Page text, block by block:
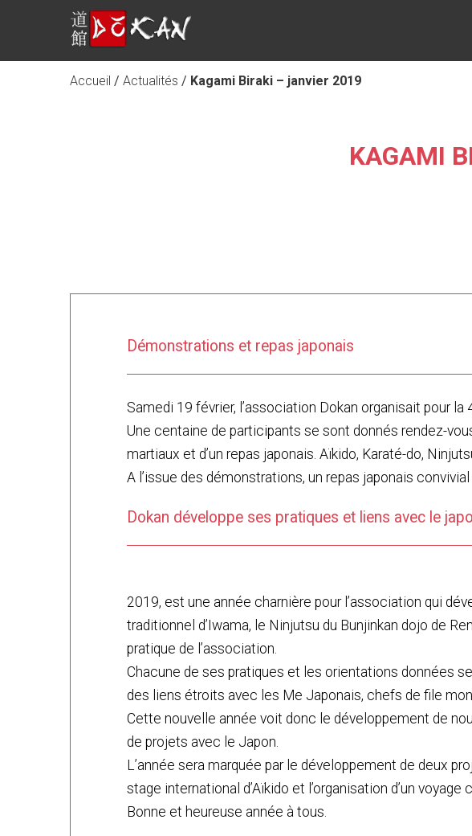
Accueil / Actualités / Kagami Biraki – janvier 2019
KAGAMI
Démonstrations et repas japonais
Samedi 19 février, l’association Dokan organisait pour
Une centaine de participants se sont donnés rendez-
martiaux et d’un repas japonais. Aïkido, Karaté-do,
A l’issue des démonstrations, un repas japonais
Dokan développe ses pratiques et liens avec le
2019, est une année charnière pour l’association qui
traditionnel d’Iwama, le Ninjutsu du Bunjinkan dojo de
pratique de l’association.
Chacune de ses pratiques et les orientations données
des liens étroits avec les Me Japonais, chefs de file
Cette nouvelle année voit donc le développement de
de projets avec le Japon.
L’année sera marquée par le développement de deux
stage international d’Aïkido et l’organisation d’un
Bonne et heureuse année à tous.